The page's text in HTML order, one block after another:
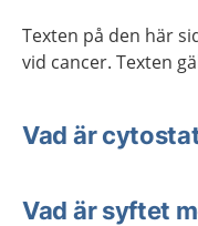
Texten på den här
vid cancer. Texten
Vad är
Vad är syftet